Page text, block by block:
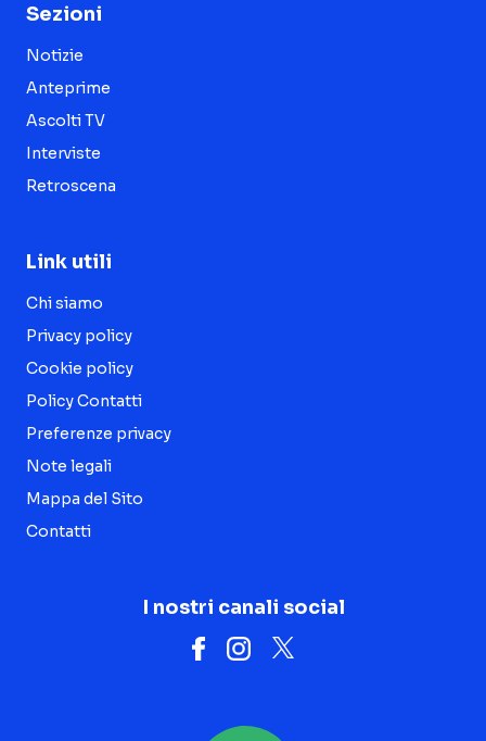
Sezioni
Notizie
Anteprime
Ascolti TV
Interviste
Retroscena
Link utili
Chi siamo
Privacy policy
Cookie policy
Policy Contatti
Preferenze privacy
Note legali
Mappa del Sito
Contatti
I nostri canali social